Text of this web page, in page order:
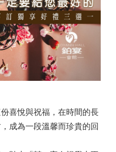
喜悅與祝福，在時間的長
成為一段溫馨而珍貴的回